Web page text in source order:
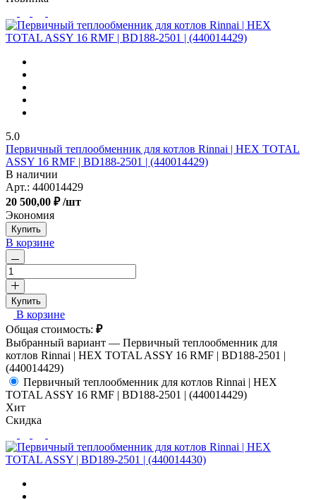
5.0
Первичный теплообменник для котлов Rinnai | HEX TOTAL
ASSY 16 RMF | BD188-2501 | (440014429)
В наличии
Арт.: 440014429
20 500,00 ₽/шт
Экономия
Купить
В корзине
Купить
В корзине
Общая стоимость: ₽
Выбранный вариант — Первичный теплообменник для
котлов Rinnai | HEX TOTAL ASSY 16 RMF | BD188-2501 |
(440014429)
Первичный теплообменник для котлов Rinnai | HEX
TOTAL ASSY 16 RMF | BD188-2501 | (440014429)
Хит
Скидка